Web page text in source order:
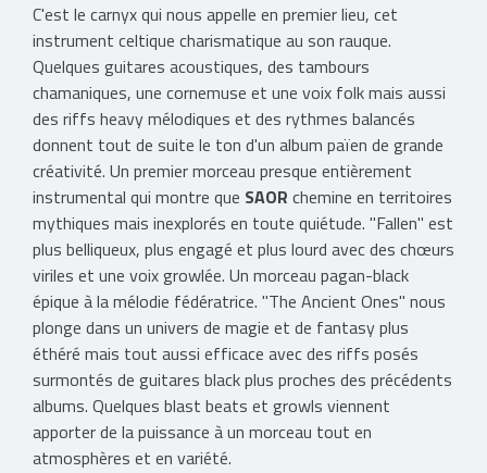
C'est le carnyx qui nous appelle en premier lieu, cet
instrument celtique charismatique au son rauque.
Quelques guitares acoustiques, des tambours
chamaniques, une cornemuse et une voix folk mais aussi
des riffs heavy mélodiques et des rythmes balancés
donnent tout de suite le ton d'un album païen de grande
créativité. Un premier morceau presque entièrement
instrumental qui montre que SAOR chemine en territoires
mythiques mais inexplorés en toute quiétude. "Fallen" est
plus belliqueux, plus engagé et plus lourd avec des chœurs
viriles et une voix growlée. Un morceau pagan-black
épique à la mélodie fédératrice. "The Ancient Ones" nous
plonge dans un univers de magie et de fantasy plus
éthéré mais tout aussi efficace avec des riffs posés
surmontés de guitares black plus proches des précédents
albums. Quelques blast beats et growls viennent
apporter de la puissance à un morceau tout en
atmosphères et en variété.